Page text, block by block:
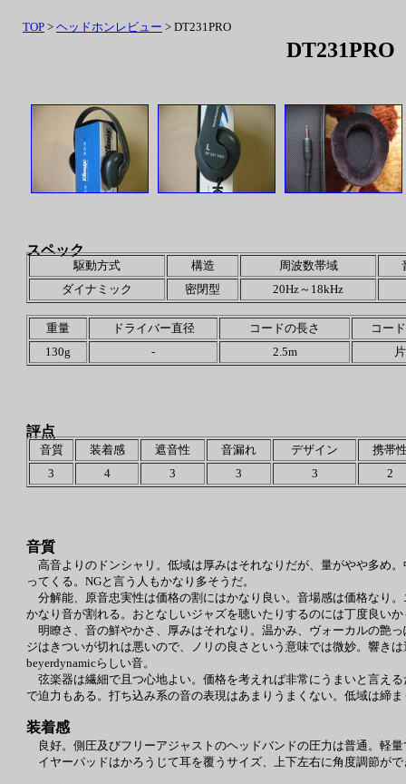
DT231PRO
音質
高音よりのドンシャリ。低域は厚みはそれなりだが、量がやや多め
ってくる。NGと言う人もかなり多そうだ。
分解能、原音忠実性は価格の割にはかなり良い。音場感は価格なり
かなり音が割れる。おとなしいジャズを聴いたりするのには丁度良い
明瞭さ、音の鮮やかさ、厚みはそれなり。温かみ、ヴォーカルの艶
ジはきついが切れは悪いので、ノリの良さという意味では微妙。響き
beyerdynamicらしい音。
弦楽器は繊細で且つ心地よい。価格を考えれば非常にうまいと言え
で迫力もある。打ち込み系の音の表現はあまりうまくない。低域は締
装着感
良好。側圧及びフリーアジャストのヘッドバンドの圧力は普通。軽
イヤーパッドはかろうじて耳を覆うサイズ、上下左右に角度調節が
スペック
駆動方式 構造 周波数帯域
ダイナミック
密閉型 20Hz～18kHz
重量 ドライバー直径 コードの長さ
コー
130g
- 2.5m
評点
音質 装着感 遮音性 音漏れ デザイン
携帯
3
4 3 3 3 2
TOP > ヘッドホンレビュー > DT231PRO